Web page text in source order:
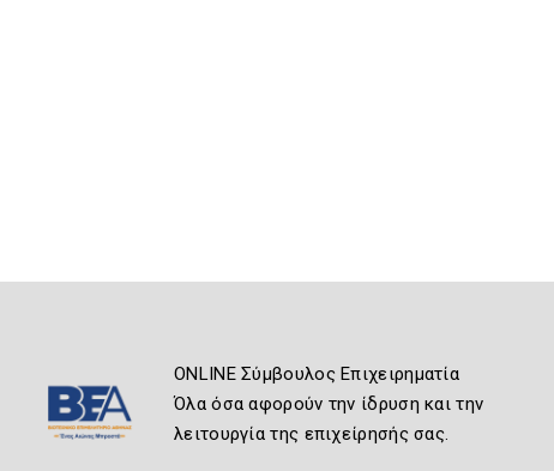
ONLINE Σύμβουλος Επιχειρηματία
Όλα όσα αφορούν την ίδρυση και την
λειτουργία της επιχείρησής σας.